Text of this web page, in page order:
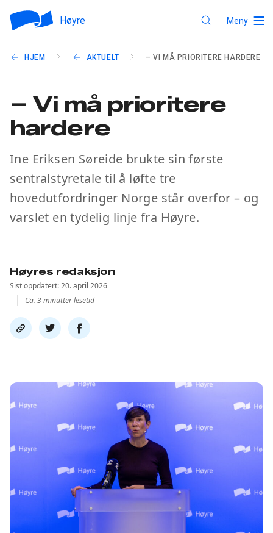
Høyre Meny
HJEM AKTUELT – VI MÅ PRIORITERE HARDERE
– Vi må prioritere
hardere
Ine Eriksen Søreide brukte sin første
sentralstyretale til å løfte tre
hovedutfordringer Norge står overfor – og
varslet en tydelig linje fra Høyre.
Høyres redaksjon
Sist oppdatert: 20. april 2026
Ca. 3 minutter lesetid
Del
link
Del
på
Del
på